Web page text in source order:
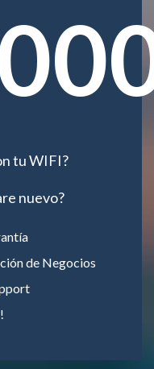
tu WIFI?
nuevo?
de Negocios